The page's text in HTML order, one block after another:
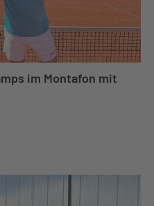
im Montafon mit